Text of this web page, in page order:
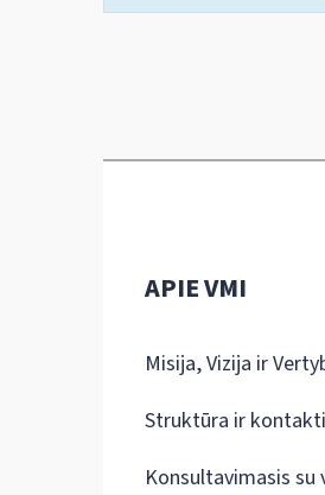
APIE VMI
Misija, Vizija ir
Struktūra ir
Konsultavimasis su